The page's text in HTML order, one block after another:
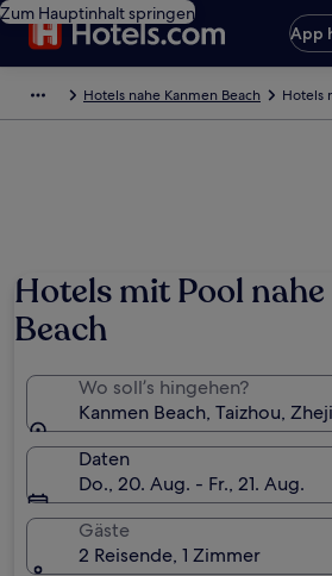
Zum Hauptinhalt springen
App
Hotels nahe Kanmen Beach Hotels
Hotels mit Pool
Beach
Wo soll’s hingehen?
Kanmen Beach, Taizhou,
Daten
Do., 20. Aug. - Fr., 21. Aug.
Gäste
2 Reisende, 1 Zimmer